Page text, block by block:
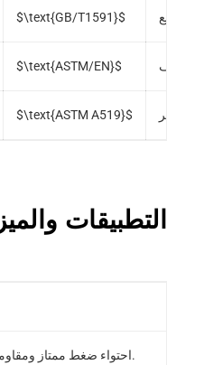
$\text{GB/T1591}$ تطبيع
$\text{ASTM/EN}$ وخفف
$\text{ASTM A519}$ التوتر
التطبيقات
احتواء ضغط ممتاز ومقاومة التعب.